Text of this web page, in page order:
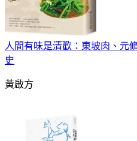
人間有味是清歡：東坡肉、元
史
黃啟方